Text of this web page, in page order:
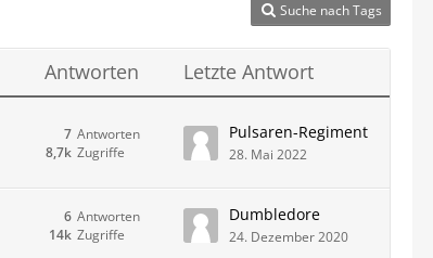
Suche nach Tags
Antworten
Letzte Antwort
Antworten
7
Zugriffe
8,7k
Pulsaren-Regiment
28. Mai 2022
Antworten
6
Zugriffe
14k
Dumbledore
24. Dezember 2020